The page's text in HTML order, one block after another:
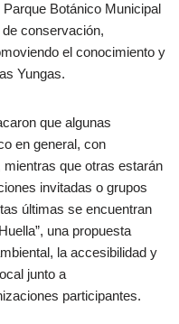
Botánico Municipal
conservación,
el conocimiento y
Yungas.
que algunas
en general, con
que otras estarán
invitadas o grupos
últimas se encuentran
una propuesta
la accesibilidad y
junto a
participantes.